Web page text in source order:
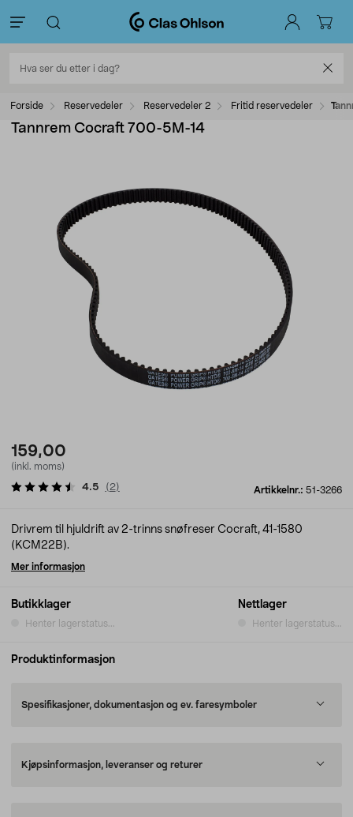
Forside Reservedeler Reservedeler 2 Fritid reservedeler
Tannrem Cocraft 700-5M-14
159,00
(inkl. moms)
Artikkelnr.: 51-3266
4.5 ( 2)
Butikklager
Henter lagerstatus...
Nettlager
Henter lagerstatus...
Drivrem til hjuldrift av 2-trinns snøfreser Cocraft, 41-1580
(KCM22B).
Mer informasjon
Produktinformasjon
Spesifikasjoner, dokumentasjon og ev. faresymboler
Kjøpsinformasjon, leveranser og returer